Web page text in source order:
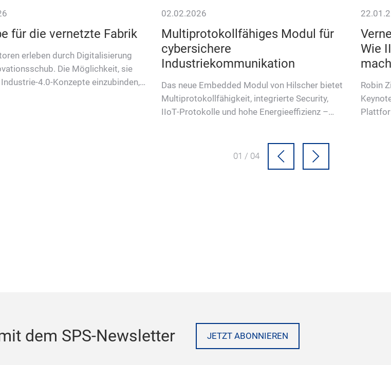
für die vernetzte Fabrik
erleben durch Digitalisierung
Die Möglichkeit, sie
4.0-Konzepte einzubinden,
02.02.2026
Multiprotokollfähiges Modul für
cybersichere
Industriekommunikation
Das neue Embedded Modul von Hilscher bietet
Multiprotokollfähigkeit, integrierte Security,
IIoT‑Protokolle und hohe Energieeffizienz –
Wie
Robin
01 / 04
dem SPS-Newsletter JETZT ABONNIEREN